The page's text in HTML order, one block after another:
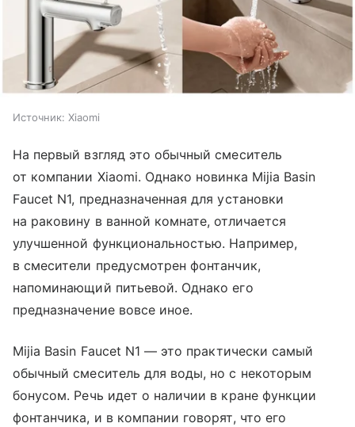
Источник: Xiaomi
На первый взгляд это обычный смеситель
от компании Xiaomi. Однако новинка Mijia Basin
Faucet N1, предназначенная для установки
на раковину в ванной комнате, отличается
улучшенной функциональностью. Например,
в смесители предусмотрен фонтанчик,
напоминающий питьевой. Однако его
предназначение вовсе иное.
Mijia Basin Faucet N1 — это практически самый
обычный смеситель для воды, но с некоторым
бонусом. Речь идет о наличии в кране функции
фонтанчика, и в компании говорят, что его